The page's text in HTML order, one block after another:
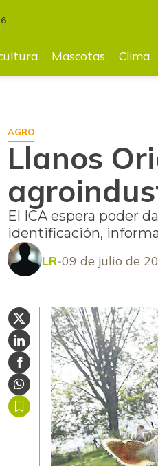
un nuevo foco para la
Mascotas Clima
AGRO
Llanos
El ICA espera poder
identificación,
LR 09 de julio de